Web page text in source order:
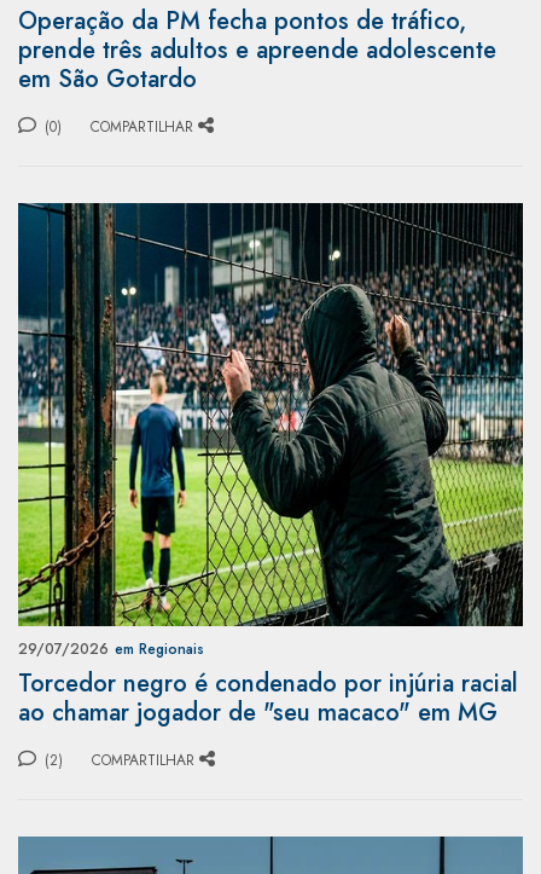
Operação da PM fecha pontos de tráfico,
prende três adultos e apreende adolescente
em São Gotardo
(0) COMPARTILHAR
29/07/2026 em Regionais
Torcedor negro é condenado por injúria racial
ao chamar jogador de "seu macaco" em MG
(2) COMPARTILHAR